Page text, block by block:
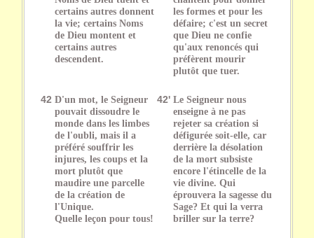
certains autres donnent
la vie; certains Noms
de Dieu montent et
certains autres
descendent.
les formes et pour les
défaire; c'est un secret
que Dieu ne confie
qu'aux renoncés qui
préfèrent mourir
plutôt que tuer.
42 D'un mot, le Seigneur
pouvait dissoudre le
monde dans les limbes
de l'oubli, mais il a
préféré souffrir les
injures, les coups et la
mort plutôt que
maudire une parcelle
de la création de
l'Unique.
Quelle leçon pour tous!
42' Le Seigneur nous
enseigne à ne pas
rejeter sa création si
défigurée soit-elle, car
derrière la désolation
de la mort subsiste
encore l'étincelle de la
vie divine. Qui
éprouvera la sagesse du
Sage? Et qui la verra
briller sur la terre?